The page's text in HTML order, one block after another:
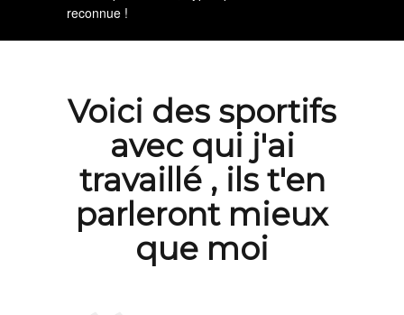
reconnue !
Voici des sportifs
avec qui j'ai
travaillé , ils t'en
parleront mieux
que moi